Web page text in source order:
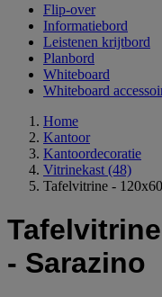
Flip-over
Informatiebord
Leistenen krijtbord
Planbord
Whiteboard
Whiteboard
Home
Kantoor
Kantoordecoratie
Vitrinekast (48)
Tafelvitrine -
- Sarazino